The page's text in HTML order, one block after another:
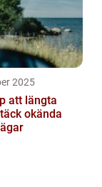
2025
att längta
okända